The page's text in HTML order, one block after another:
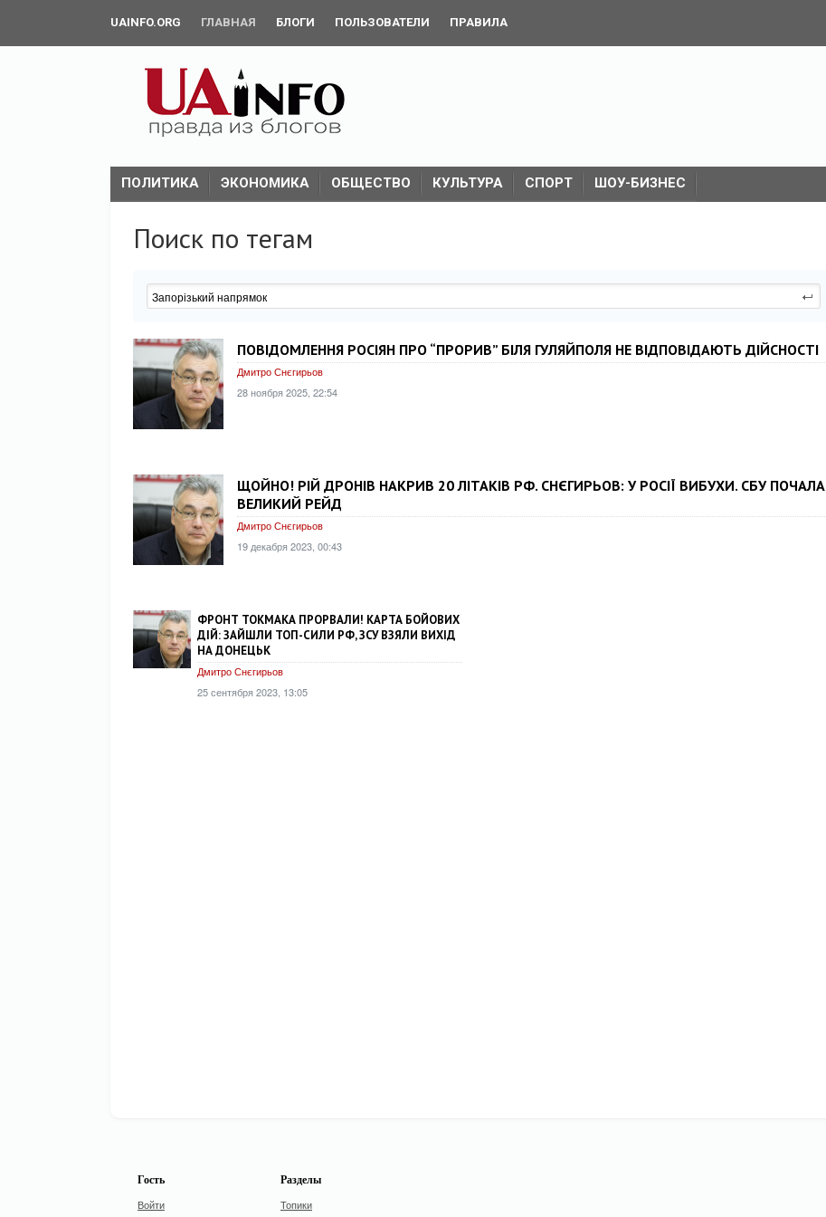
UAINFO.ORG ГЛАВНАЯ БЛОГИ ПОЛЬЗОВАТЕЛИ ПРАВИЛА
ПОЛИТИКА ЭКОНОМИКА ОБЩЕСТВО КУЛЬТУРА СПОРТ ШОУ-БИЗНЕС
Поиск по тегам
ПОВІДОМЛЕННЯ РОСІЯН ПРО “ПРОРИВ” БІЛЯ ГУЛЯЙПОЛЯ НЕ ВІДПОВІДАЮТЬ ДІЙСНОСТІ
Дмитро Снєгирьов
28 ноября 2025, 22:54
ЩОЙНО! РІЙ ДРОНІВ НАКРИВ 20 ЛІТАКІВ РФ. СНЄГИРЬОВ: У РОСІЇ ВИБУХИ. СБУ ПОЧАЛА
ВЕЛИКИЙ РЕЙД
Дмитро Снєгирьов
19 декабря 2023, 00:43
ФРОНТ ТОКМАКА ПРОРВАЛИ! КАРТА БОЙОВИХ
ДІЙ: ЗАЙШЛИ ТОП-СИЛИ РФ, ЗСУ ВЗЯЛИ ВИХІД
НА ДОНЕЦЬК
Дмитро Снєгирьов
25 сентября 2023, 13:05
Гость
Войти
Разделы
Топики